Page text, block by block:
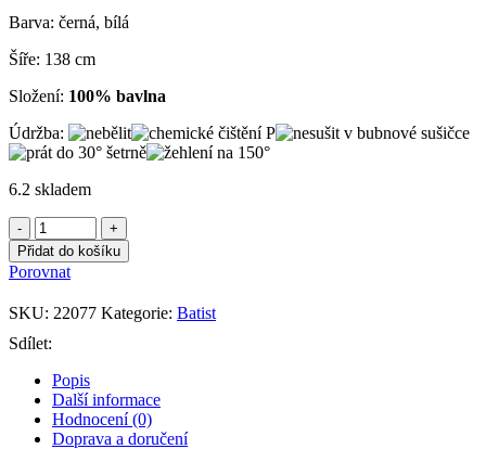
600,00Kč.
Barva: černá, bílá
Šíře: 138 cm
Složení: 100% bavlna
Údržba:
6.2 skladem
Batist
černo-
bílý
množství
Přidat do košíku
Porovnat
SKU: 22077 Kategorie: Batist
Sdílet:
Popis
Další informace
Hodnocení (0)
Doprava a doručení